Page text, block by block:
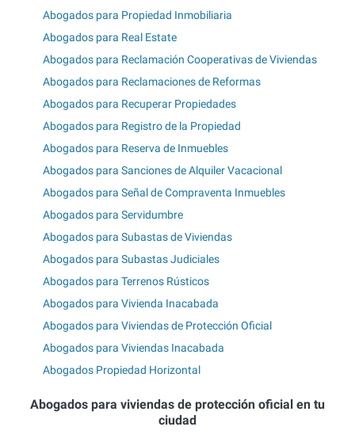
Abogados para Propiedad Inmobiliaria
Abogados para Real Estate
Abogados para Reclamación Cooperativas de Viviendas
Abogados para Reclamaciones de Reformas
Abogados para Recuperar Propiedades
Abogados para Registro de la Propiedad
Abogados para Reserva de Inmuebles
Abogados para Sanciones de Alquiler Vacacional
Abogados para Señal de Compraventa Inmuebles
Abogados para Servidumbre
Abogados para Subastas de Viviendas
Abogados para Subastas Judiciales
Abogados para Terrenos Rústicos
Abogados para Vivienda Inacabada
Abogados para Viviendas de Protección Oficial
Abogados para Viviendas Inacabada
Abogados Propiedad Horizontal
Abogados para viviendas de protección oficial en tu
ciudad